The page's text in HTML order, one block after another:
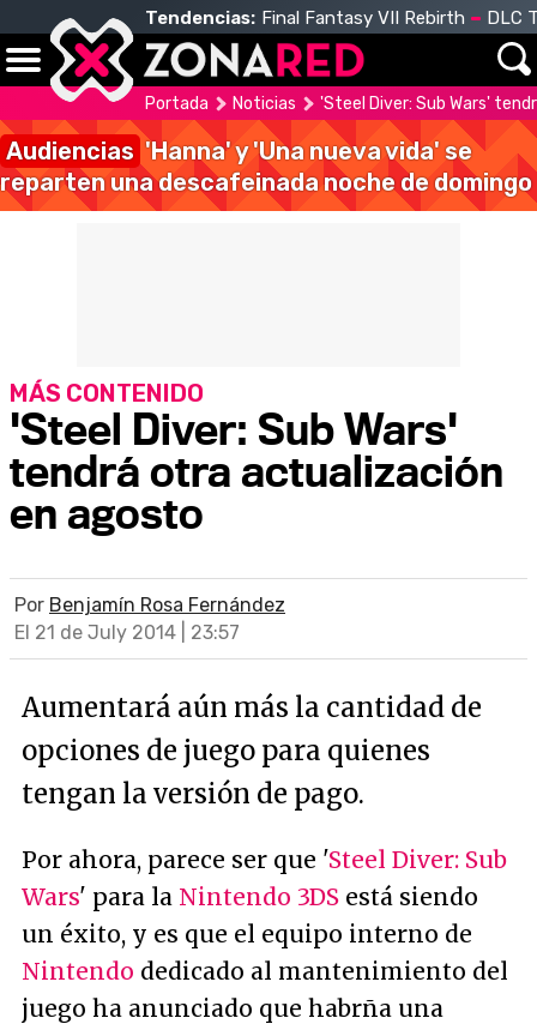
Tendencias: Final Fantasy VII Rebirth DLC
Portada Noticias 'Steel Diver: Sub Wars'
Audiencias 'Hanna' y 'Una nueva vida' se
reparten una descafeinada noche de domingo
'Steel Diver: Sub Wars'
tendrá otra actualización
en agosto
MÁS CONTENIDO
Por Benjamín Rosa Fernández
El 21 de July 2014 | 23:57
Aumentará aún más la cantidad de
opciones de juego para quienes
tengan la versión de pago.
Por ahora, parece ser que 'Steel Diver: Sub
Wars' para la Nintendo 3DS está siendo
un éxito, y es que el equipo interno de
Nintendo dedicado al mantenimiento del
juego ha anunciado que habrña una